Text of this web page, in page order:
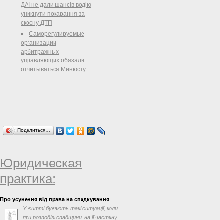
відповідних міністрів, Верховна
Рада України
радіоактивного забруднення
сільськогосподарських угідь
здійснюється центральним
органом виконавчої влади, що
реалізує державну політику у сфері
ДАІ не дали шансів водію
уникнути покарання за
скоєну ДТП
Саморегулируемые
организации
арбитражных
управляющих обязали
отчитываться Минюсту
Поделиться…
Юридическая
практика:
Про усунення від права на спадкування
У житті бувають такі ситуації, коли
при розподілі спадщини, на її частину